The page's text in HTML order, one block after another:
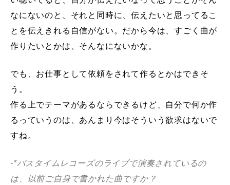
なにないのと、それと同時に、伝えたいと思ってるこ
とを伝えきれる自信がない。だから今は、すごく曲が
作りたいとかは、そんなにないかな。
でも、お仕事として依頼をされて作るとかはできそ
う。
作る上でテーマがあるならできるけど、自分で何か作
るっていうのは、あんまり今はそういう欲求はないで
すね。
-*バスタイムレコーズのライブで演奏されているの
は、以前ご自身で書かれた曲ですか？